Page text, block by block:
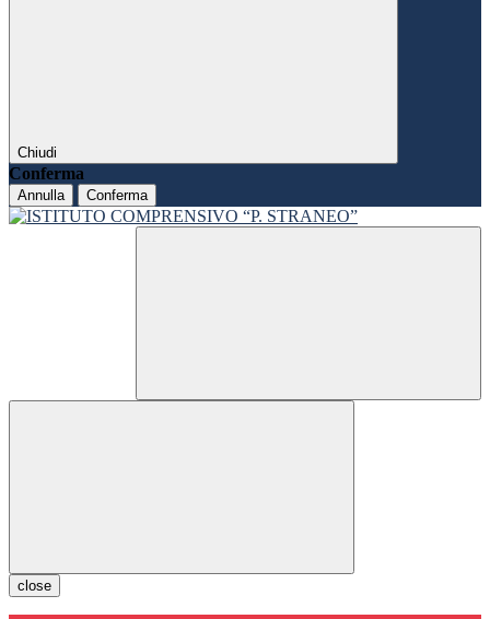
Chiudi
Conferma
Annulla Conferma
close